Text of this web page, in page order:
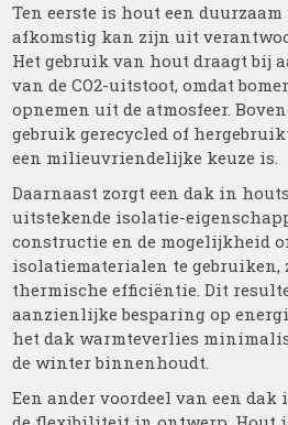
Ten eerste is hout een
afkomstig kan zijn uit
Het gebruik van hout draagt bij
van de CO2-uitstoot, omdat
opnemen uit de atmosfeer.
gebruik gerecycled of
een milieuvriendelijke keuze is.
Daarnaast zorgt een dak in
uitstekende isolatie-
constructie en de mogelijkheid
isolatiematerialen te gebruiken,
thermische efficiëntie. Dit
aanzienlijke besparing op
het dak warmteverlies
de winter binnenhoudt.
Een ander voordeel van een